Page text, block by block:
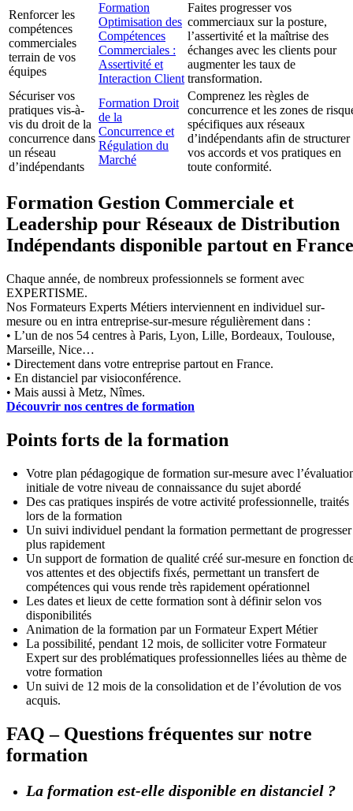
Renforcer les
compétences
commerciales
terrain de vos
équipes
Formation
Optimisation des
Compétences
Commerciales :
Assertivité et
Interaction Client
Faites progresser vos
commerciaux sur la posture,
l’assertivité et la maîtrise des
échanges avec les clients pour
augmenter les taux de
transformation.
Sécuriser vos
pratiques vis-à-
vis du droit de la
concurrence dans
un réseau
d’indépendants
Formation Droit
de la
Concurrence et
Régulation du
Marché
Comprenez les règles de
concurrence et les zones de
spécifiques aux réseaux
d’indépendants afin de structurer
vos accords et vos pratiques en
toute conformité.
Formation Gestion Commerciale et
Leadership pour Réseaux de Distribution
Indépendants disponible partout en France
Chaque année, de nombreux professionnels se forment avec
EXPERTISME.
Nos Formateurs Experts Métiers interviennent en individuel sur-
mesure ou en intra entreprise-sur-mesure régulièrement dans :
• L’un de nos 54 centres à Paris, Lyon, Lille, Bordeaux, Toulouse,
Marseille, Nice…
• Directement dans votre entreprise partout en France.
• En distanciel par visioconférence.
• Mais aussi à Metz, Nîmes.
Découvrir nos centres de formation
Points forts de la formation
Votre plan pédagogique de formation sur-mesure avec
initiale de votre niveau de connaissance du sujet abordé
Des cas pratiques inspirés de votre activité professionnelle, traités
lors de la formation
Un suivi individuel pendant la formation permettant de progresser
plus rapidement
Un support de formation de qualité créé sur-mesure en fonction
vos attentes et des objectifs fixés, permettant un transfert de
compétences qui vous rende très rapidement opérationnel
Les dates et lieux de cette formation sont à définir selon vos
disponibilités
Animation de la formation par un Formateur Expert Métier
La possibilité, pendant 12 mois, de solliciter votre Formateur
Expert sur des problématiques professionnelles liées au thème de
votre formation
Un suivi de 12 mois de la consolidation et de l’évolution de vos
acquis.
FAQ – Questions fréquentes sur notre
formation
La formation est-elle disponible en distanciel ?